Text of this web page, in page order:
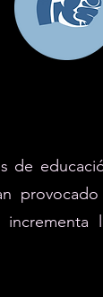
de
provocado